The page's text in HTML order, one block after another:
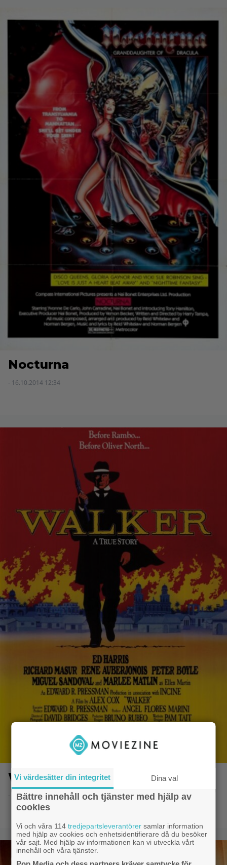
Nocturna
- 16.10.2014 12:34
Walker
- 8.6.2014 20:52
Vi värdesätter din integritet Dina val
Bättre innehåll och tjänster med hjälp av
cookies
Vi och våra 114tredjepartsleverantörer samlar information
med hjälp av cookies och enhetsidentifierare då du besöker
vår sajt. Med hjälp av informationen kan vi utveckla vårt
innehåll och våra tjänster.